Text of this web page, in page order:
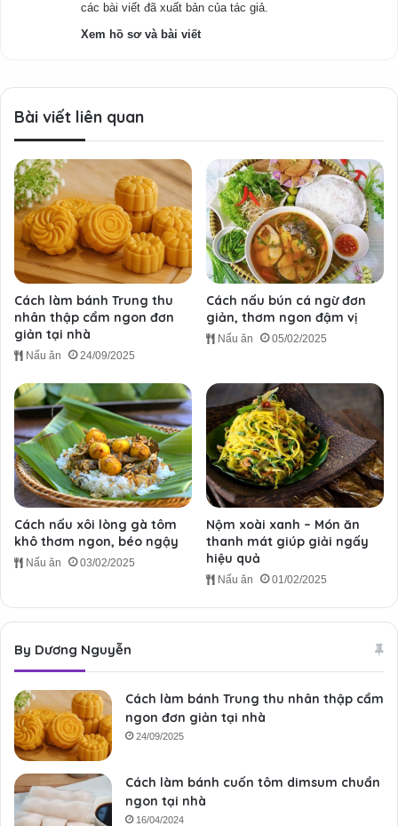
các bài viết đã xuất bản của tác giả.
Xem hồ sơ và bài viết
Bài viết liên quan
Cách làm bánh Trung thu
nhân thập cẩm ngon đơn
giản tại nhà
Nấu ăn 24/09/2025
Cách nấu bún cá ngừ đơn
giản, thơm ngon đậm vị
Nấu ăn 05/02/2025
Cách nấu xôi lòng gà tôm
khô thơm ngon, béo ngậy
Nấu ăn 03/02/2025
Nộm xoài xanh – Món ăn
thanh mát giúp giải ngấy
hiệu quả
Nấu ăn 01/02/2025
By Dương Nguyễn
Cách làm bánh Trung thu nhân thập cẩm
ngon đơn giản tại nhà
24/09/2025
Cách làm bánh cuốn tôm dimsum chuẩn
ngon tại nhà
16/04/2024